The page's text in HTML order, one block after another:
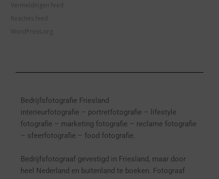
Vermeldingen feed
Reacties feed
WordPress.org
Bedrijfsfotografie Friesland
interieurfotografie – portretfotografie – l ifestyle
fotografie – marketing fotografie – reclame fotografie
– sfeerfotografie – food fotografie.
Bedrijfsfotograaf gevestigd in Friesland, maar door
heel Nederland en buitenland te boeken. Fotograaf